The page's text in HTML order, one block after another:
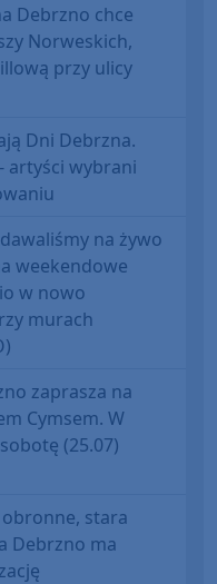
Debrzno chce
Norweskich,
przy ulicy
Dni Debrzna.
artyści wybrani
na żywo
weekendowe
w nowo
murach
zaprasza na
Cymsem. W
(25.07)
stara
Debrzno ma